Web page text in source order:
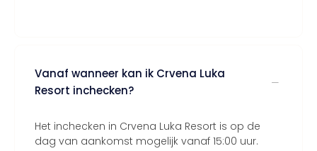
Vanaf wanneer kan ik Crvena Luka
Resort inchecken?
Het inchecken in Crvena Luka Resort is op de
dag van aankomst mogelijk vanaf 15:00 uur.